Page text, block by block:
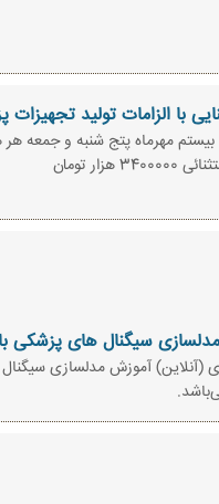
با الزامات تولید
مهرماه پتج شنبه و جمعه هر
تومان
سیگنال های پزشکی با